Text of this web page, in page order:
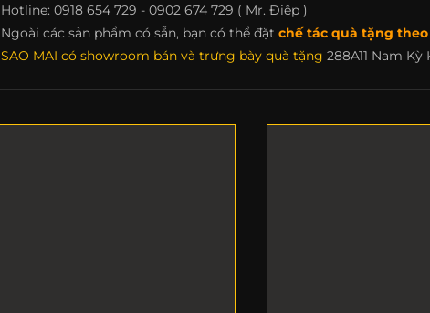
Hotline: 0918 654 729 - 0902 674 729 ( Mr. Điệp )
Ngoài các sản phẩm có sẵn, bạn có thể đặtchế tác quà tặng
SAO MAI có showroom bán và trưng bày quà tặng 288A11 Nam